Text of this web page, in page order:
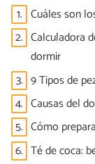
1. Cuáles son
2. Calculadora
dormir
3. 9 Tipos de
4. Causas del
5. Cómo
6. Té de coca: